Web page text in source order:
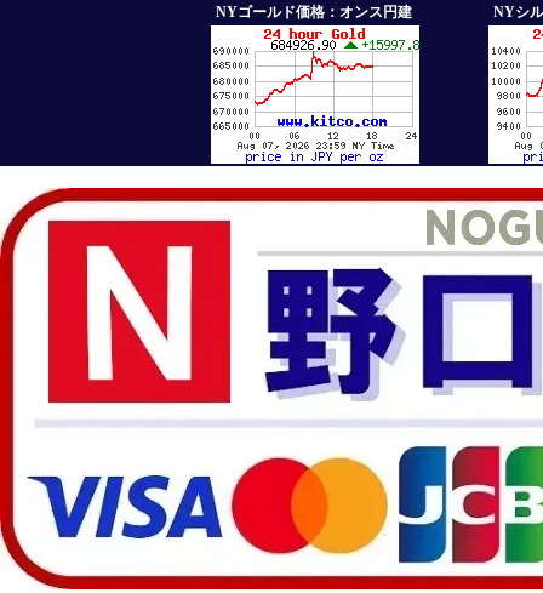
NYゴールド価格：オンス円建 NYシ